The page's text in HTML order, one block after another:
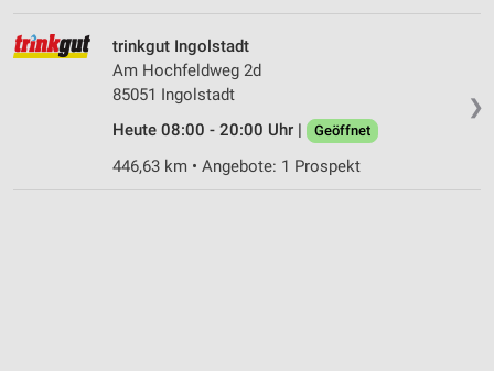
❯
trinkgut Ingolstadt
Am Hochfeldweg 2d
85051 Ingolstadt
Heute 08:00 - 20:00 Uhr |
Geöffnet
446,63 km • Angebote: 1 Prospekt